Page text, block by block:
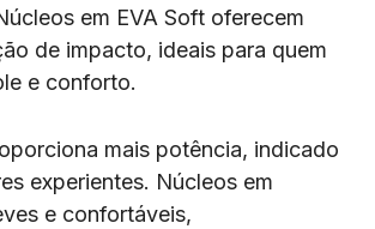
em EVA Soft oferecem
de impacto, ideais para quem
e conforto.
mais potência, indicado
experientes. Núcleos em
e confortáveis,